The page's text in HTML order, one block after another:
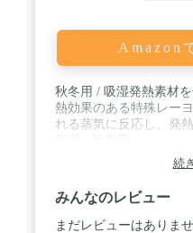
Amazon
秋冬用 / 吸湿発熱素材
熱効果のある特殊レー
れる蒸気に反応し、発
続
みんなのレビュー
まだレビューはありま